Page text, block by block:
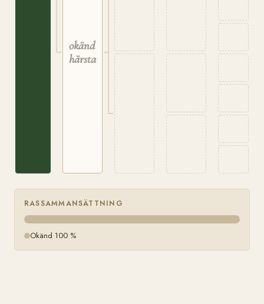
okänd
härstamning
RASSAMMANSÄTTNING
Okänd 100 %